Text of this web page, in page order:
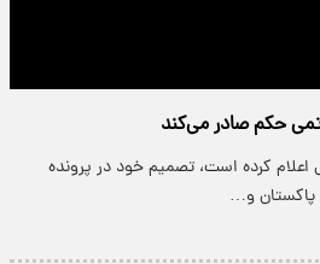
حکم صادر می‌کند
اعلام کرده است، تصمیم خود در پرونده
پاکستان و…